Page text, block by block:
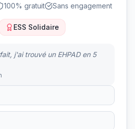
100% gratuit Sans engagement
ESS Solidaire
j'ai trouvé un EHPAD en 5